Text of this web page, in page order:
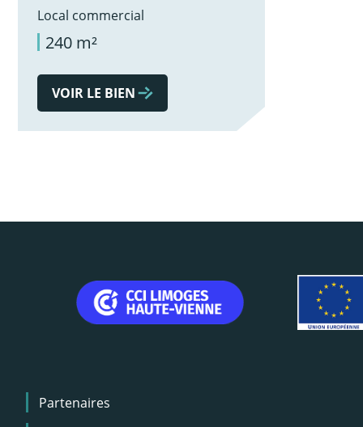
Local commercial
240 m²
VOIR LE BIEN
Menu
Pied
Partenaires